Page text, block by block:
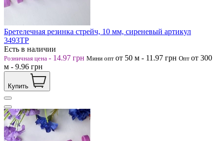
Бретелечная резинка стрейч, 10 мм, сиреневый артикул
3493ТР
Есть в наличии
Розничная цена - 14.97 грн Мини опт от 50 м - 11.97 грн Опт от 300
м - 9.96 грн
Купить